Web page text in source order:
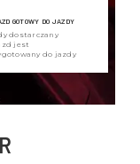
GOTOWY DO JAZDY
dostarczany
jest
do jazdy